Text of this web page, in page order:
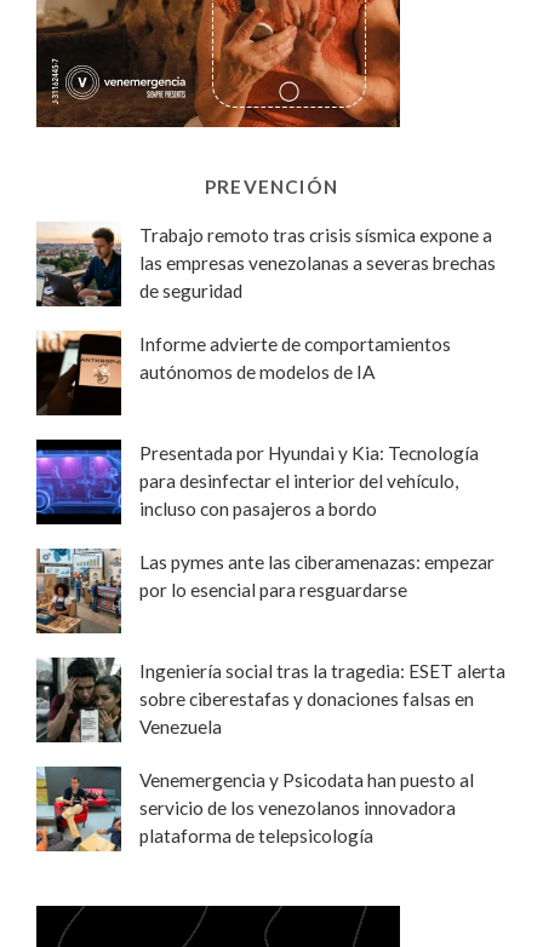
PREVENCIÓN
Trabajo remoto tras crisis sísmica expone a
las empresas venezolanas a severas brechas
de seguridad
Informe advierte de comportamientos
autónomos de modelos de IA
Presentada por Hyundai y Kia: Tecnología
para desinfectar el interior del vehículo,
incluso con pasajeros a bordo
Las pymes ante las ciberamenazas: empezar
por lo esencial para resguardarse
Ingeniería social tras la tragedia: ESET alerta
sobre ciberestafas y donaciones falsas en
Venezuela
Venemergencia y Psicodata han puesto al
servicio de los venezolanos innovadora
plataforma de telepsicología